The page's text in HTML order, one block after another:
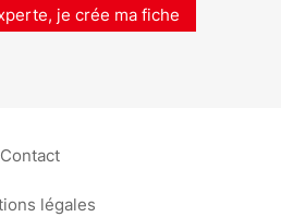
je crée ma fiche
Contact
légales